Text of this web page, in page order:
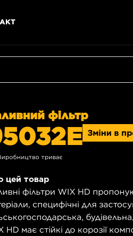
фільтр
Зміни в
триває
цей товар
фільтри WIX HD
специфічні для
HD має стійкі до корозії